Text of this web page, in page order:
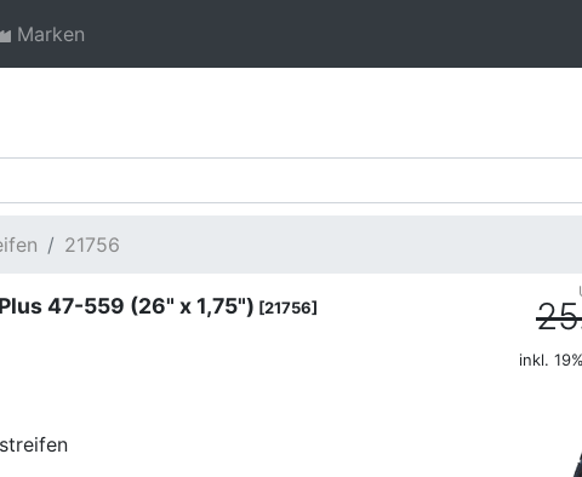
Marken
21756
47-559 (26" x 1,75") [21756]
inkl.